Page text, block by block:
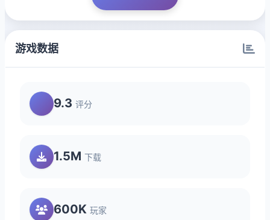
游戏数据
9.3 评分
1.5M 下载
600K 玩家